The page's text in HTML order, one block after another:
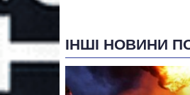
ІНШІ НОВИНИ